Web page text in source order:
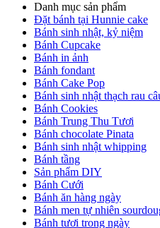
Danh mục sản phẩm
Đặt bánh tại Hunnie cake
Bánh sinh nhật, kỷ niệm
Bánh Cupcake
Bánh in ảnh
Bánh fondant
Bánh Cake Pop
Bánh sinh nhật thạch rau
Bánh Cookies
Bánh Trung Thu Tươi
Bánh chocolate Pinata
Bánh sinh nhật whipping
Bánh tầng
Sản phẩm DIY
Bánh Cưới
Bánh ăn hàng ngày
Bánh men tự nhiên
Bánh tươi trong ngày